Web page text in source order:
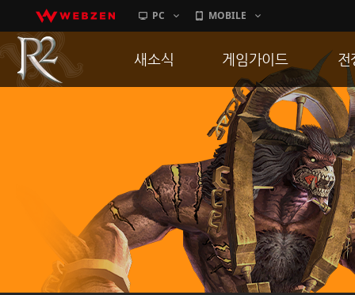
PC MOBILE
새소식
이벤트
히스토리
PC방으로간다
게임가이드
게임 특징
서버가이드
신병훈련소
세부가이드
통합보급센터
전
통
공